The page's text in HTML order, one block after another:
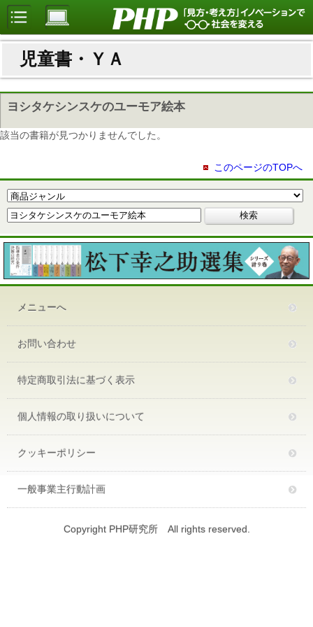
児童書・ＹＡ
ヨシタケシンスケのユーモア絵本
該当の書籍が見つかりませんでした。
このページのTOPへ
メニューへ
お問い合わせ
特定商取引法に基づく表示
個人情報の取り扱いについて
クッキーポリシー
一般事業主行動計画
Copyright PHP研究所 All rights reserved.